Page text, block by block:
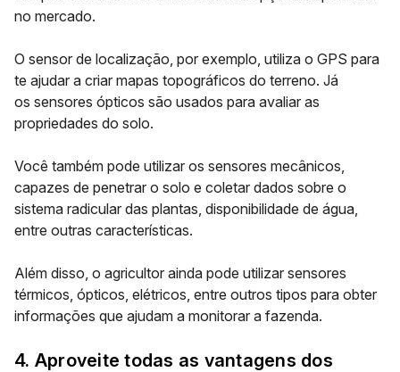
no mercado.
O sensor de localização, por exemplo, utiliza o GPS para
te ajudar a criar mapas topográficos do terreno. Já
os sensores ópticos são usados para avaliar as
propriedades do solo.
Você também pode utilizar os sensores mecânicos,
capazes de penetrar o solo e coletar dados sobre o
sistema radicular das plantas, disponibilidade de água,
entre outras características.
Além disso, o agricultor ainda pode utilizar sensores
térmicos, ópticos, elétricos, entre outros tipos para obter
informações que ajudam a monitorar a fazenda.
4. Aproveite todas as vantagens dos